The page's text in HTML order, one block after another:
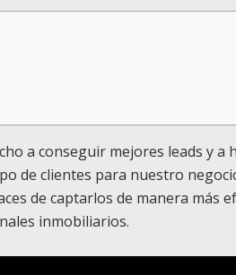
a conseguir mejores leads y a
de clientes para nuestro
de captarlos de manera más
inmobiliarios.